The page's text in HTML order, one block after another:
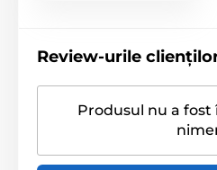
Review-urile
Produsul nu a fost